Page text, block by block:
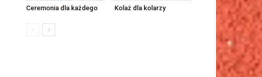
Ceremonia dla każdego Kolaż dla kolarzy